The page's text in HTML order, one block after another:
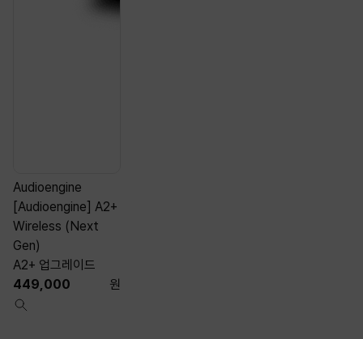
Audioengine
[Audioengine] A2+
Wireless (Next
Gen)
A2+ 업그레이드
449,000
원